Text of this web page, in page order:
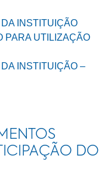
INSTITUIÇÃO
PARA UTILIZAÇÃO
INSTITUIÇÃO –
DO